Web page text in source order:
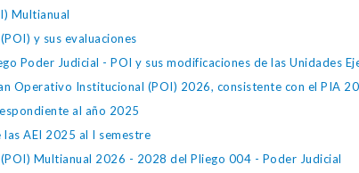
Multianual
y sus evaluaciones
Poder Judicial - POI y sus modificaciones de las Unidades
Operativo Institucional (POI) 2026, consistente con el PIA
al año 2025
AEI 2025 al I semestre
Multianual 2026 - 2028 del Pliego 004 - Poder Judicial